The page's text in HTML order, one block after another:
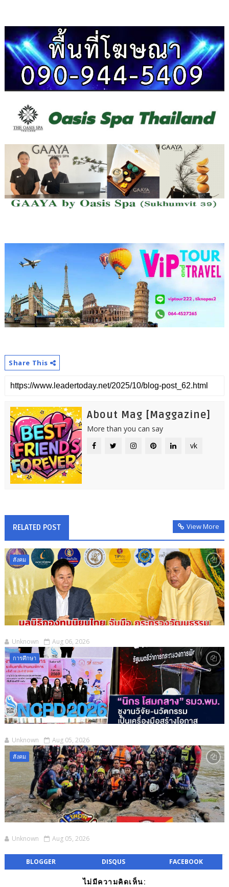
Share This
About Mag [Maggazine]
More than you can say
vk
RELATED POST View More
สังคม
Unknown Aug 06, 2026
การศึกษา
Unknown Aug 05, 2026
สังคม
Unknown Aug 05, 2026
BLOGGER DISQUS FACEBOOK
ไม่มีความคิดเห็น: